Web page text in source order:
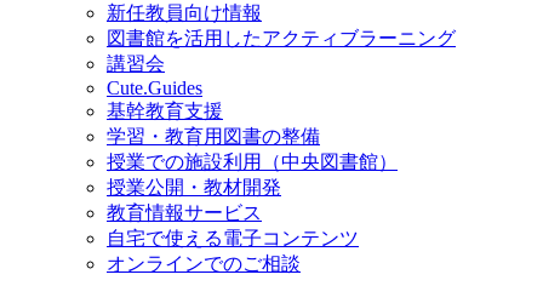
新任教員向け情報
図書館を活用したアクティブラーニング
講習会
Cute.Guides
基幹教育支援
学習・教育用図書の整備
授業での施設利用（中央図書館）
授業公開・教材開発
教育情報サービス
自宅で使える電子コンテンツ
オンラインでのご相談